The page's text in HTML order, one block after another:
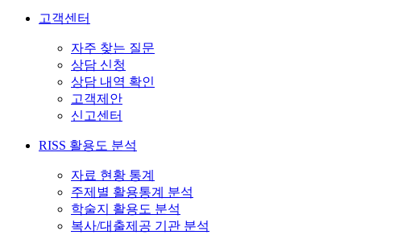
고객센터
자주 찾는 질문
상담 신청
상담 내역 확인
고객제안
신고센터
RISS 활용도 분석
자료 현황 통계
주제별 활용통계 분석
학술지 활용도 분석
복사/대출제공 기관 분석